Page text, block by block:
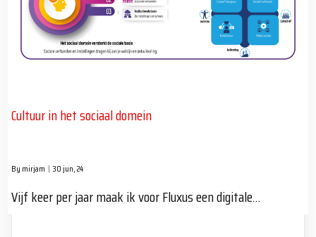
Cultuur in het sociaal domein
By mirjam | 30 jun, 24
Vijf keer per jaar maak ik voor Fluxus een digitale…